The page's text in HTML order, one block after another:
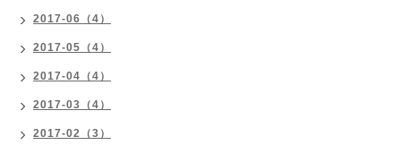
2017-06（4）
2017-05（4）
2017-04（4）
2017-03（4）
2017-02（3）